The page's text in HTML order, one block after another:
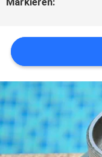
SIE
EIN
ZITAT
NEWS